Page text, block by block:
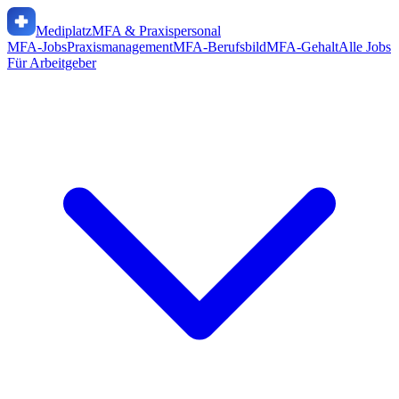
MediplatzMFA & Praxispersonal
MFA-JobsPraxismanagementMFA-BerufsbildMFA-GehaltAlle Jobs
Für Arbeitgeber